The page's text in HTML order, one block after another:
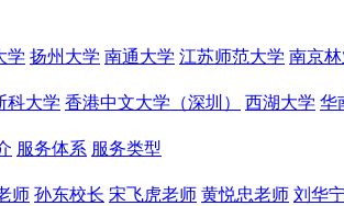
学 扬州大学 南通大学 江苏师范大学 南京
科大学 香港中文大学（深圳） 西湖大学 华
服务体系 服务类型
师 孙东校长 宋飞虎老师 黄悦忠老师 刘华